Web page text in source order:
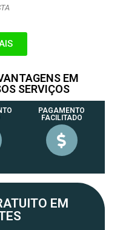
EM
SERVIÇOS
PAGAMENTO
FACILITADO
EM